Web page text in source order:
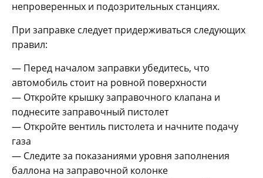
непроверенных и подозрительных станциях.
При заправке следует придерживаться следующих
правил:
— Перед началом заправки убедитесь, что
автомобиль стоит на ровной поверхности
— Откройте крышку заправочного клапана и
поднесите заправочный пистолет
— Откройте вентиль пистолета и начните подачу
газа
— Следите за показаниями уровня заполнения
баллона на заправочной колонке